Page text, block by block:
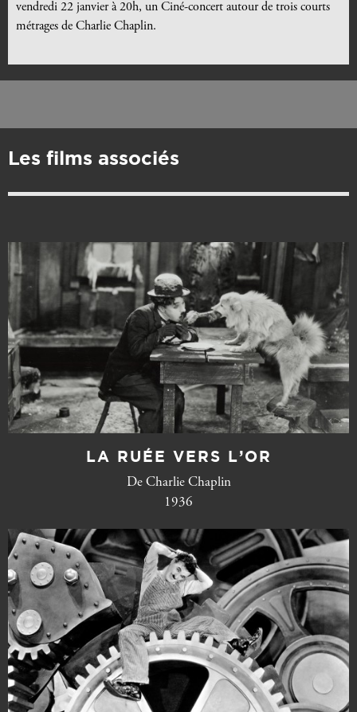
vendredi 22 janvier à 20h, un Ciné-concert autour de trois courts
métrages de Charlie Chaplin.
Les films associés
LA RUÉE VERS L’OR
De Charlie Chaplin
1936